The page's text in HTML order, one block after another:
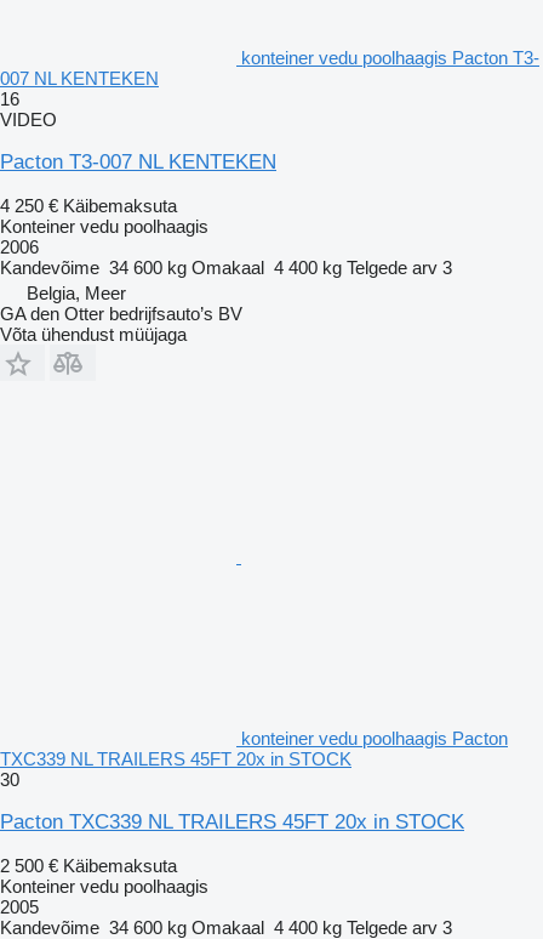
konteiner vedu poolhaagis Pacton T3-
007 NL KENTEKEN
16
VIDEO
Pacton T3-007 NL KENTEKEN
4 250 € Käibemaksuta
Konteiner vedu poolhaagis
2006
Kandevõime 34 600 kg Omakaal 4 400 kg Telgede arv 3
Belgia, Meer
GA den Otter bedrijfsauto’s BV
Võta ühendust müüjaga
konteiner vedu poolhaagis Pacton
TXC339 NL TRAILERS 45FT 20x in STOCK
30
Pacton TXC339 NL TRAILERS 45FT 20x in STOCK
2 500 € Käibemaksuta
Konteiner vedu poolhaagis
2005
Kandevõime 34 600 kg Omakaal 4 400 kg Telgede arv 3